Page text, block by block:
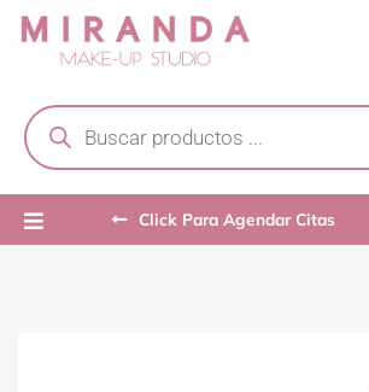
Skip
search
Click Para Agendar Citas